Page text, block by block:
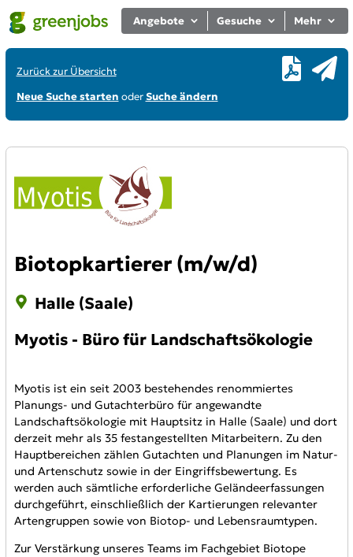
Angebote Gesuche Mehr
Zurück zur Übersicht
Neue Suche starten oderSuche ändern
Biotopkartierer (m/w/d)
Halle (Saale)
Myotis - Büro für Landschaftsökologie
Myotis ist ein seit 2003 bestehendes renommiertes
Planungs- und Gutachterbüro für angewandte
Landschaftsökologie mit Hauptsitz in Halle (Saale) und dort
derzeit mehr als 35 festangestellten Mitarbeitern. Zu den
Hauptbereichen zählen Gutachten und Planungen im Natur-
und Artenschutz sowie in der Eingriffsbewertung. Es
werden auch sämtliche erforderliche Geländeerfassungen
durchgeführt, einschließlich der Kartierungen relevanter
Artengruppen sowie von Biotop- und Lebensraumtypen.
Zur Verstärkung unseres Teams im Fachgebiet Biotope